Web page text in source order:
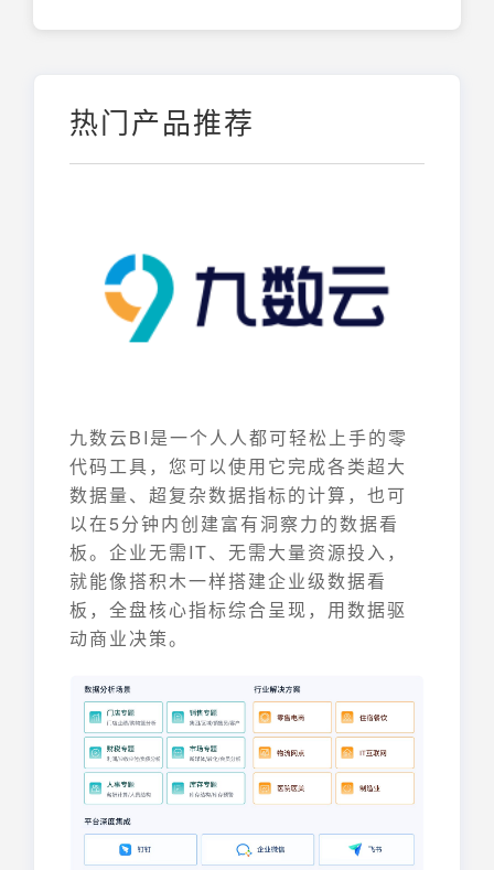
热门产品推荐
九数云BI是一个人人都可轻松上手的零
代码工具，您可以使用它完成各类超大
数据量、超复杂数据指标的计算，也可
以在5分钟内创建富有洞察力的数据看
板。企业无需IT、无需大量资源投入，
就能像搭积木一样搭建企业级数据看
板，全盘核心指标综合呈现，用数据驱
动商业决策。